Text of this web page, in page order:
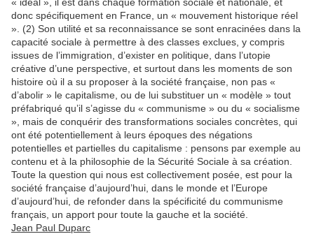
donc spécifiquement en France, un « mouvement historique réel
». (2) Son utilité et sa reconnaissance se sont enracinées dans la
capacité sociale à permettre à des classes exclues, y compris
issues de l’immigration, d’exister en politique, dans l’utopie
créative d’une perspective, et surtout dans les moments de son
histoire où il a su proposer à la société française, non pas «
d’abolir » le capitalisme, ou de lui substituer un « modèle » tout
préfabriqué qu’il s’agisse du « communisme » ou du « socialisme
», mais de conquérir des transformations sociales concrètes, qui
ont été potentiellement à leurs époques des négations
potentielles et partielles du capitalisme : pensons par exemple au
contenu et à la philosophie de la Sécurité Sociale à sa création.
Toute la question qui nous est collectivement posée, est pour la
société française d’aujourd’hui, dans le monde et l’Europe
d’aujourd’hui, de refonder dans la spécificité du communisme
français, un apport pour toute la gauche et la société.
Jean Paul Duparc